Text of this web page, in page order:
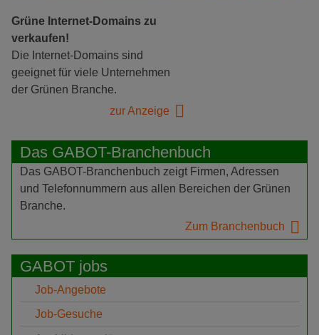
Grüne Internet-Domains zu
verkaufen!
Die Internet-Domains sind
geeignet für viele Unternehmen
der Grünen Branche.
zur Anzeige
Das GABOT-Branchenbuch
Das GABOT-Branchenbuch zeigt Firmen, Adressen
und Telefonnummern aus allen Bereichen der Grünen
Branche.
Zum Branchenbuch
GABOT jobs
Job-Angebote
Job-Gesuche